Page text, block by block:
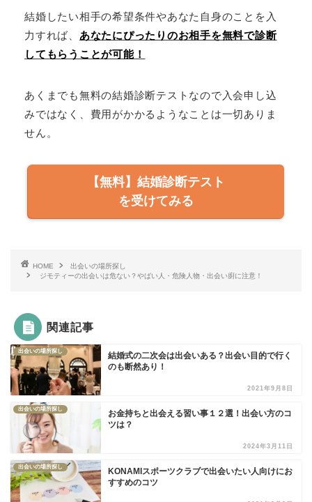
結婚したい相手の希望条件やあなた自身のことを入
力すれば、 あなたにぴったりのお相手を無料で診断
してもらうことが可能！
あくまでも無料の結婚診断テストなので入会申し込
みではなく、費用がかかるようなことは一切ありま
せん。
【無料】結婚診断テスト
を受けてみる
HOME
出会いの場所探し
ジモティーの出会いは危ない？やばい人・危険人物・出会い廚に注意！
関連記事
出会いの場所探し
結婚式の二次会は出会いある？出会い目的で行く
のも断然あり！
2021年9月8日
出会いの場所探し
お金持ちと出会える習い事１２選！出会い方のコ
ツは？
2024年3月11日
出会いの場所探し
KONAMIスポーツクラブで出会いたい人向けにお
すすめのコツ